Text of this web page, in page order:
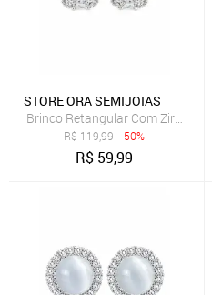
STORE ORA SEMIJOIAS
Brinco Retangular Com
R$119,99 - 50%
R$ 59,99